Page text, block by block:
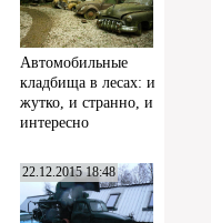
Автомобильные
кладбища в лесах: и
жутко, и странно, и
интересно
22.12.2015 18:48